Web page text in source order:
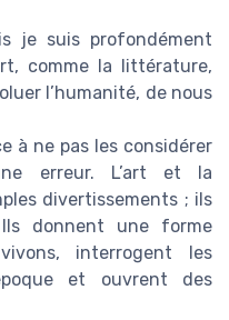
je suis profondément
comme la littérature,
l’humanité, de nous
à ne pas les considérer
erreur. L’art et la
divertissements ; ils
donnent une forme
interrogent les
et ouvrent des